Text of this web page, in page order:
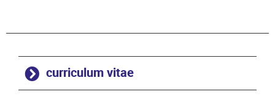
curriculum vitae